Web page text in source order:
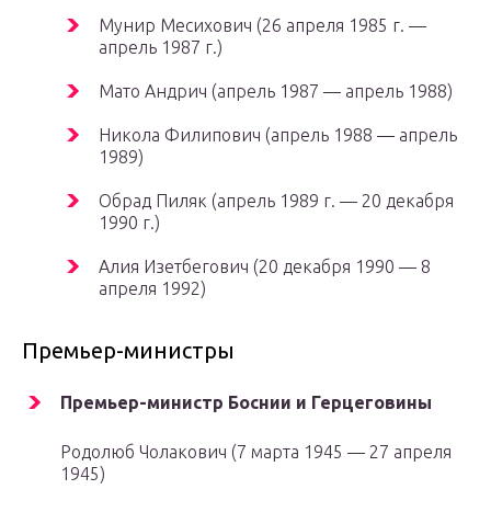
Мунир Месихович (26 апреля 1985 г. —
апрель 1987 г.)
Мато Андрич (апрель 1987 — апрель 1988)
Никола Филипович (апрель 1988 — апрель
1989)
Обрад Пиляк (апрель 1989 г. — 20 декабря
1990 г.)
Алия Изетбегович (20 декабря 1990 — 8
апреля 1992)
Премьер-министры
Премьер-министр Боснии и Герцеговины
Родолюб Чолакович (7 марта 1945 — 27 апреля
1945)